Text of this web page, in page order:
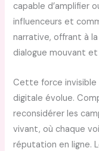
capable d’amplifier
influenceurs et
narrative, offrant à
dialogue mouvant et
Cette force
digitale évolue.
reconsidérer les
vivant, où chaque
réputation en ligne.